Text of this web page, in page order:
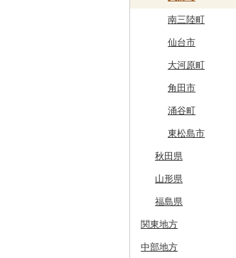
比布町
鶴居村
釧路市
苫前町
当別町
占冠村
上士幌町
平取町
七飯町
北見市
登別市
青森県（県庁）
三沢市
西目屋村
南三陸町
仙台市
大河原町
角田市
涌谷町
東松島市
秋田県
大潟村
横手市
能代市
小坂町
山形県
村山市
尾花沢市
上山市
福島県
天栄村
広野町
関東地方
茨城県
中部地方